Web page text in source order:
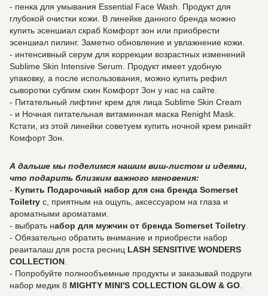
- пенка для умывания Essential Face Wash. Продукт для
глубокой очистки кожи. В линейке данного бренда можно
купить эсеншиал скраб Комфорт зон или приобрести
эсеншиал пилинг. Заметно обновление и увлажнение кожи.
- интенсивный серум для коррекции возрастных изменений
Sublime Skin Intensive Serum. Продукт имеет удобную
упаковку, а после использования, можно купить рефил
сыворотки сублим скин Комфорт Зон у нас на сайте.
- Питательный лифтинг крем для лица Sublime Skin Cream
- и Ночная питательная витаминная маска Renight Mask.
Кстати, из этой линейки советуем купить ночной крем ринайт
Комфорт Зон.
А дальше мы поделимся нашим виш-листом и идеями,
что подарить близким важного мгновения:
- Купить Подарочный набор для сна бренда Somerset
Toiletry с, приятным на ощупь, аксессуаром на глаза и
ароматными ароматами.
- выбрать набор для мужчин от бренда Somerset Toiletry
- Обязательно обратить внимание и приобрести набор
реаиталаш для роста ресниц LASH SENSITIVE WONDERS
COLLECTION
- Попробуйте полнообъемные продукты и заказывай подруги
набор медик 8 MIGHTY MINI'S COLLECTION GLOW & GO